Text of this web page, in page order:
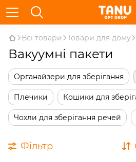
Всі товари Товари для дому
Вакуумні пакети
Органайзери для зберігання
Плечики Кошики для
Чохли для зберігання речей
Фільтр